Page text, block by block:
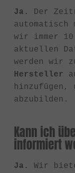
Ja.
Der
wir immer
aktuellen
werden wir
Hersteller
hinzufügen,
abzubilden.
Kann ich
informiert
Ja.
Wir